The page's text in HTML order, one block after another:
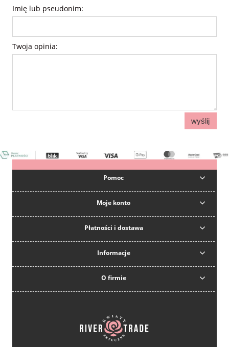
Imię lub pseudonim:
Twoja opinia:
wyślij
Pomoc
Moje konto
Płatności i dostawa
Informacje
O firmie